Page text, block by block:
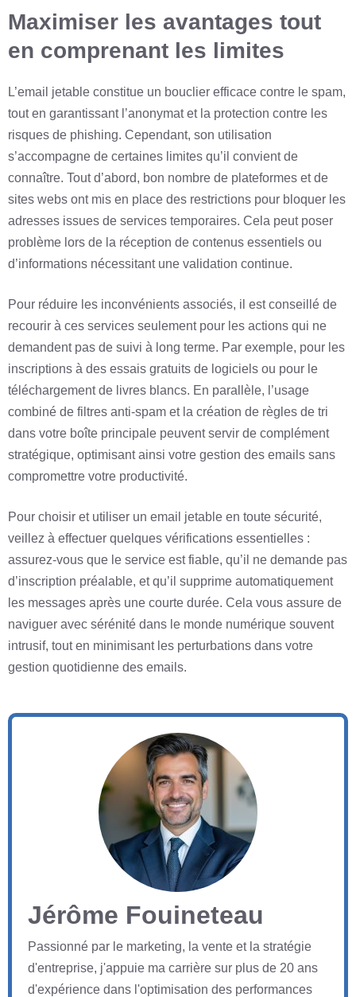
Maximiser les avantages tout
en comprenant les limites
L’email jetable constitue un bouclier efficace contre le spam,
tout en garantissant l’anonymat et la protection contre les
risques de phishing. Cependant, son utilisation
s’accompagne de certaines limites qu’il convient de
connaître. Tout d’abord, bon nombre de plateformes et de
sites webs ont mis en place des restrictions pour bloquer les
adresses issues de services temporaires. Cela peut poser
problème lors de la réception de contenus essentiels ou
d’informations nécessitant une validation continue.
Pour réduire les inconvénients associés, il est conseillé de
recourir à ces services seulement pour les actions qui ne
demandent pas de suivi à long terme. Par exemple, pour les
inscriptions à des essais gratuits de logiciels ou pour le
téléchargement de livres blancs. En parallèle, l’usage
combiné de filtres anti-spam et la création de règles de tri
dans votre boîte principale peuvent servir de complément
stratégique, optimisant ainsi votre gestion des emails sans
compromettre votre productivité.
Pour choisir et utiliser un email jetable en toute sécurité,
veillez à effectuer quelques vérifications essentielles :
assurez-vous que le service est fiable, qu’il ne demande pas
d’inscription préalable, et qu’il supprime automatiquement
les messages après une courte durée. Cela vous assure de
naviguer avec sérénité dans le monde numérique souvent
intrusif, tout en minimisant les perturbations dans votre
gestion quotidienne des emails.
Jérôme Fouineteau
Passionné par le marketing, la vente et la stratégie
d'entreprise, j'appuie ma carrière sur plus de 20 ans
d'expérience dans l'optimisation des performances